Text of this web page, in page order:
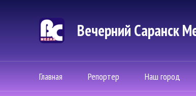
Вечерний Саранск
Главная Репортер Наш город